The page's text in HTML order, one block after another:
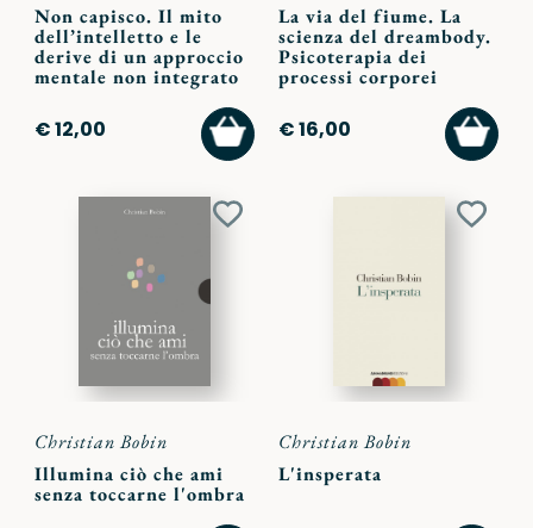
Non capisco. Il mito
dell’intelletto e le
derive di un approccio
mentale non integrato
€ 12,00
AGGIUNGI
AL
CARRELLO
La via del fiume. La
scienza del dreambody.
Psicoterapia dei
processi corporei
€ 16,00
AL
Aggiungi
Christian Bobin
Illumina ciò che ami
senza toccarne l'ombra
Christian Bobin
L'insperata